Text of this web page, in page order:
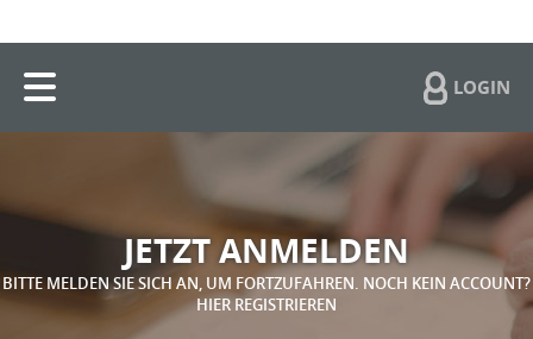
LOGIN
JETZT ANMELDEN
BITTE MELDEN SIE SICH AN, UM FORTZUFAHREN. NOCH KEIN ACCOUNT?
HIER REGISTRIEREN